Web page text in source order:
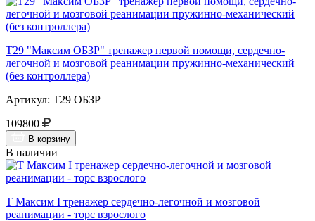
Т29 "Максим ОБЗР" тренажер первой помощи, сердечно-
легочной и мозговой реанимации пружинно-механический
(без контроллера)
Артикул: Т29 ОБЗР
109800
В корзину
В наличии
Т Максим I тренажер сердечно-легочной и мозговой
реанимации - торс взрослого